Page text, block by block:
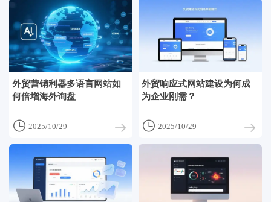
外贸营销利器多语言网站如
何倍增海外询盘
 2025/10/29
外贸响应式网站建设为何成
为企业刚需？
 2025/10/29